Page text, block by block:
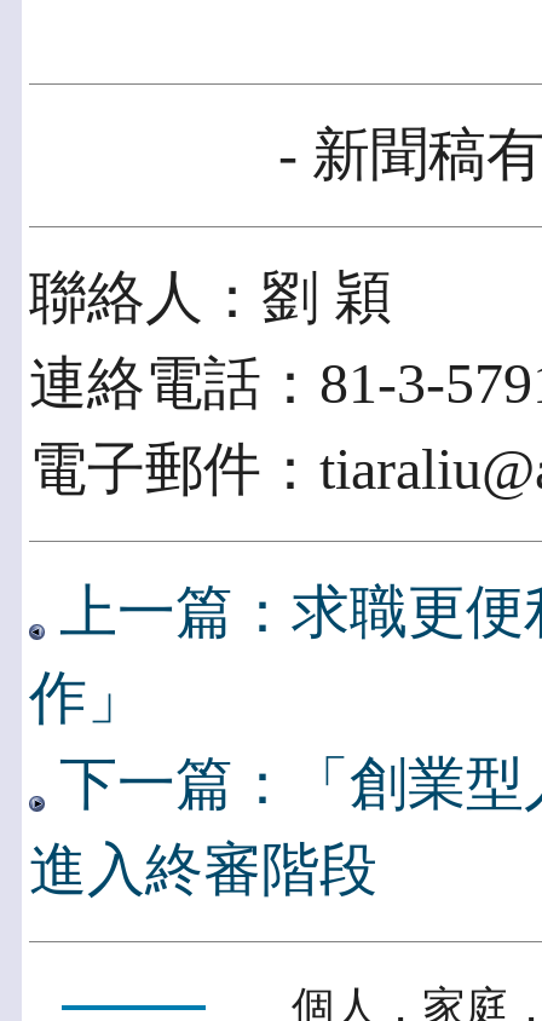
- 新聞稿
聯絡人：劉 穎
連絡電話：81-3-
電子郵件：
上一篇：求職更
作」
下一篇：「創業型
進入終審階段
個人．家庭